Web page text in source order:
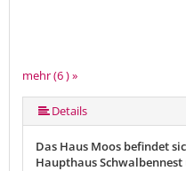
mehr (6 ) »
mehr (6 ) »
mehr (6 ) »
Details
Das Haus Moos befindet
Haupthaus